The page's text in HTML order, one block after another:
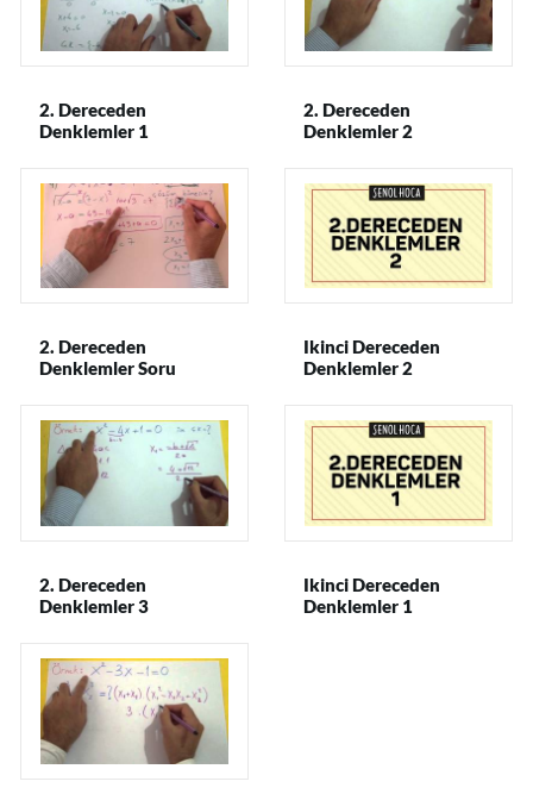
2. Dereceden
Denklemler 1
2. Dereceden
Denklemler 2
2. Dereceden
Denklemler Soru
Ikinci Dereceden
Denklemler 2
2. Dereceden
Denklemler 3
Ikinci Dereceden
Denklemler 1